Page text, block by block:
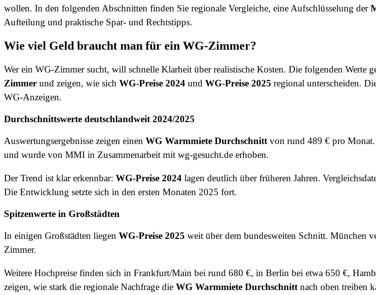
wollen. In den folgenden Abschnitten finden Sie regionale Vergleiche, eine Aufschlüsselung der
Aufteilung und praktische Spar- und Rechtstipps.
Wie viel Geld braucht man für ein WG-Zimmer?
Wer ein WG-Zimmer sucht, will schnelle Klarheit über realistische Kosten. Die folgenden Werte
Zimmer und zeigen, wie sich WG-Preise 2024 und WG-Preise 2025 regional unterscheiden.
WG-Anzeigen.
Durchschnittswerte deutschlandweit 2024/2025
Auswertungsergebnisse zeigen einen WG Warmmiete Durchschnitt von rund 489 € pro Monat.
und wurde von MMI in Zusammenarbeit mit wg-gesucht.de erhoben.
Der Trend ist klar erkennbar: WG-Preise 2024 lagen deutlich über früheren Jahren.
Die Entwicklung setzte sich in den ersten Monaten 2025 fort.
Spitzenwerte in Großstädten
In einigen Großstädten liegen WG-Preise 2025 weit über dem bundesweiten Schnitt. München
Zimmer.
Weitere Hochpreise finden sich in Frankfurt/Main bei rund 680 €, in Berlin bei etwa 650 €,
zeigen, wie stark die regionale Nachfrage die WG Warmmiete Durchschnitt nach oben treiben